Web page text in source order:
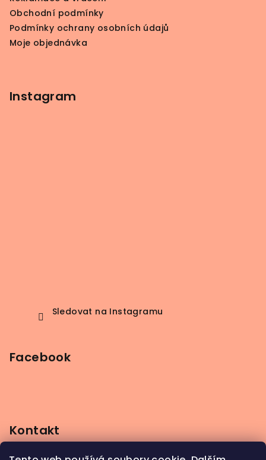
Obchodní podmínky
Podmínky ochrany osobních údajů
Moje objednávka
Instagram
Sledovat na Instagramu
Facebook
Kontakt